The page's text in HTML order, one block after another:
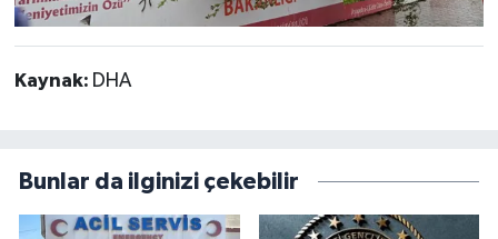
Kaynak: DHA
Bunlar da ilginizi çekebilir